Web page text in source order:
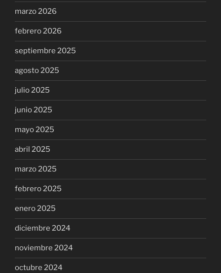
marzo 2026
febrero 2026
septiembre 2025
agosto 2025
julio 2025
junio 2025
mayo 2025
abril 2025
marzo 2025
febrero 2025
enero 2025
diciembre 2024
noviembre 2024
octubre 2024